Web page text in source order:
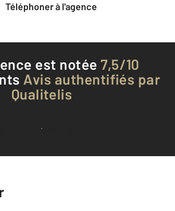
Téléphoner à l'agence
est notée7,5/10
Avis authentifiés par
Qualitelis
tous les avis clients